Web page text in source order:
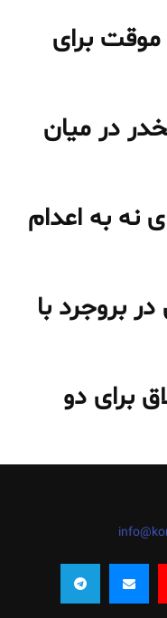
موقت برای
در میان
نه به اعدام
بروجرد با
برای دو